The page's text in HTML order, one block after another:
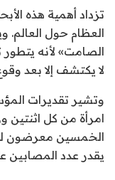
تزداد أهمية هذه
العظام حول العالم.
الصامت» لأنه
لا يكتشف إلا بعد
وتشير تقديرات
امرأة من كل
الخمسين معرضون
يقدر عدد المصابين عالمياً